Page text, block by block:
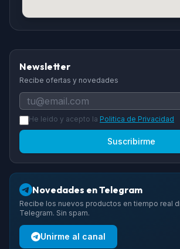
Newsletter
Recibe ofertas y novedades
He leido y acepto la Politica de Privacidad
Suscribirme
Novedades en Telegram
Recibe los nuevos productos en tiempo real
Telegram. Sin spam.
Unirme al canal